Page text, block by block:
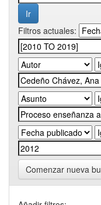
Filtros actuales:
Comenzar nueva